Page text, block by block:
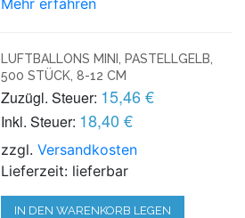
LUFTBALLONS MINI, PASTELLGELB,
500 STÜCK, 8-12 CM
Zuzügl. Steuer: 15,46 €
Inkl. Steuer: 18,40 €
zzgl.Versandkosten
Lieferzeit: lieferbar
IN DEN WARENKORB LEGEN